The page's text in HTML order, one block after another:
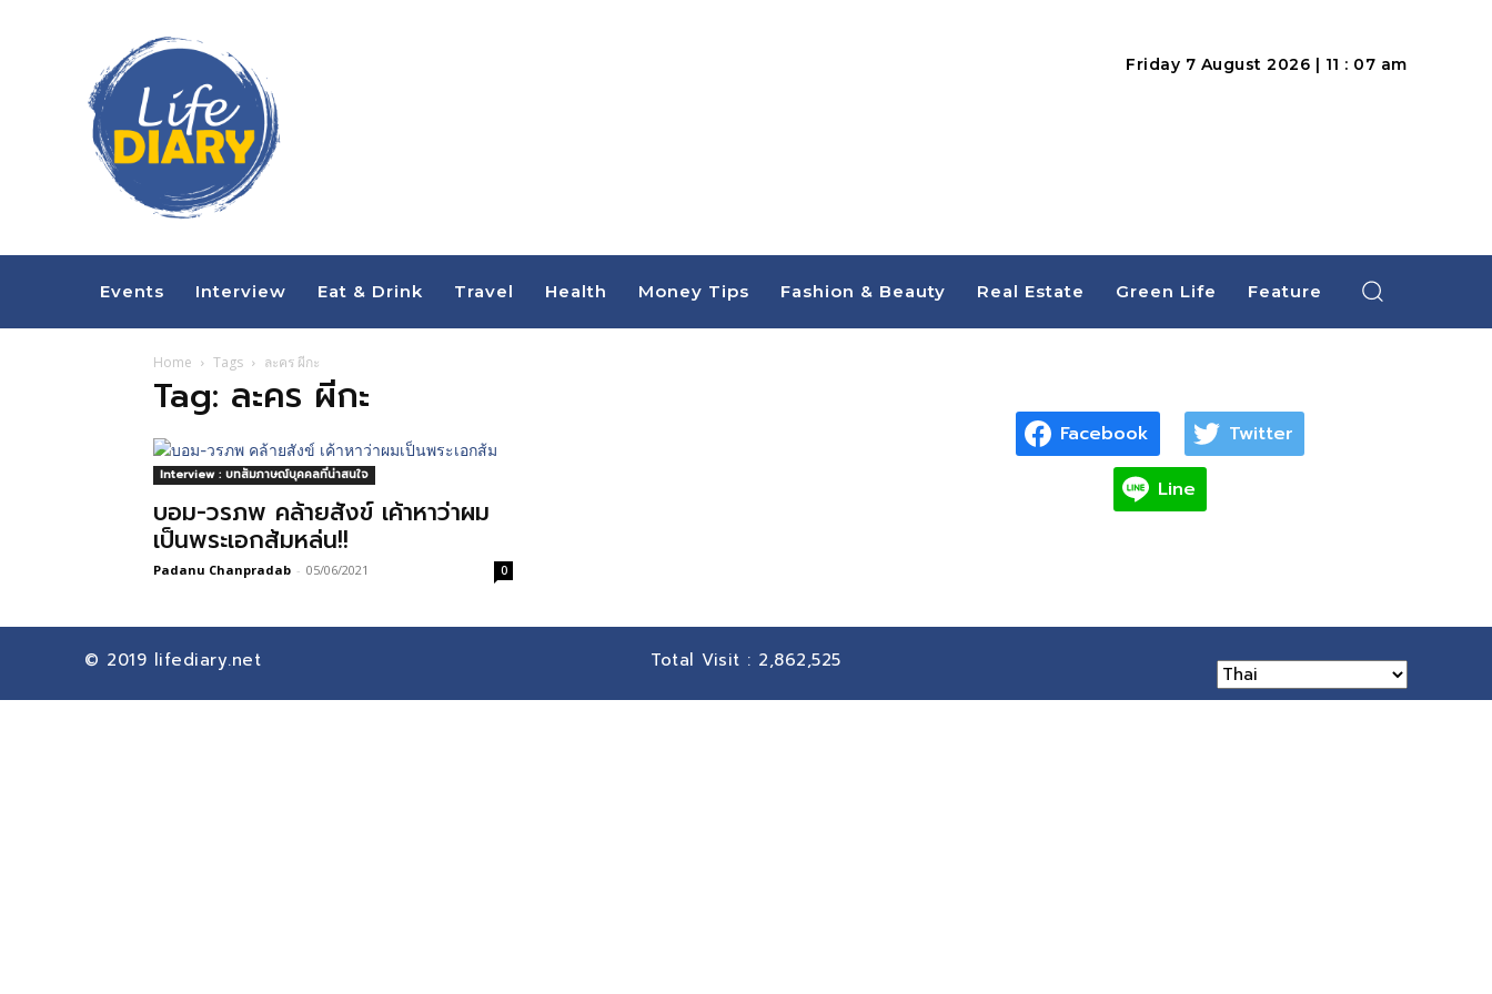
Friday 7 August 2026 | 11 : 07 am
Events Interview Eat & Drink Travel Health Money Tips Fashion & Beauty Real Estate Green Life Feature
Home Tags ละคร ผีกะ
Tag: ละคร ผีกะ
Interview : บทสัมภาษณ์บุคคลที่น่าสนใจ
บอม-วรภพ คล้ายสังข์ เค้าหาว่าผม
เป็นพระเอกส้มหล่น!!
Padanu Chanpradab - 05/06/2021 0
Facebook Twitter
Line
© 2019 lifediary.net Total Visit : 2,862,525